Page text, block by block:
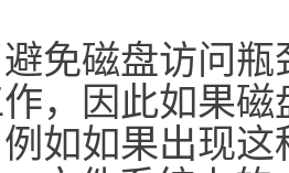
免磁盘访问
，因此如果
如如果出现